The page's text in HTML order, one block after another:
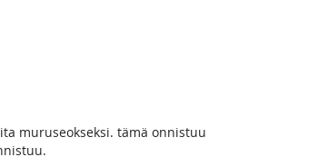
muruseokseksi. tämä onnistuu